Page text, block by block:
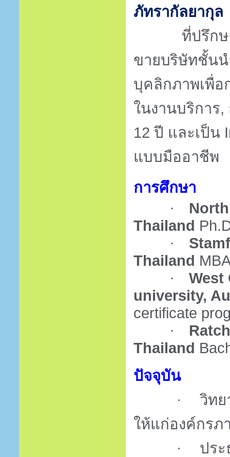
ภัทรากัลยากุล
ที่ปรึกษาด้า
ขายบริษัทชั้น
บุคลิกภาพเพื่อ
ในงานบริการ
12 ปี และเป็น
แบบมืออาชีพ
การศึกษา
·
Thailand
·
Thailand
·
West
university,
certificate
·
Thailand
ปัจจุบัน
·
วิทย
ให้แก่องค์กรภ
·
ปร